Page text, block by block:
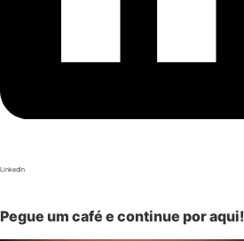
LinkedIn
Pegue um café e continue por aqui!